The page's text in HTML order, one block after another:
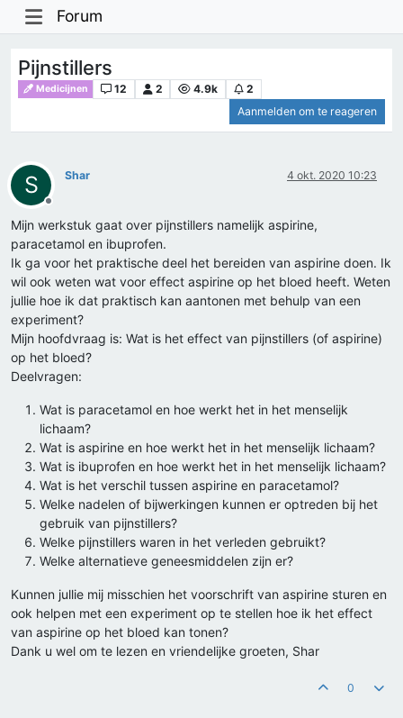
Forum
Pijnstillers
Medicijnen 12 2 4.9k
2
Aanmelden om te reageren
S
Offline
Shar 4 okt. 2020 10:23
Mijn werkstuk gaat over pijnstillers namelijk aspirine,
paracetamol en ibuprofen.
Ik ga voor het praktische deel het bereiden van aspirine doen. Ik
wil ook weten wat voor effect aspirine op het bloed heeft. Weten
jullie hoe ik dat praktisch kan aantonen met behulp van een
experiment?
Mijn hoofdvraag is: Wat is het effect van pijnstillers (of aspirine)
op het bloed?
Deelvragen:
Wat is paracetamol en hoe werkt het in het menselijk
lichaam?
Wat is aspirine en hoe werkt het in het menselijk lichaam?
Wat is ibuprofen en hoe werkt het in het menselijk lichaam?
Wat is het verschil tussen aspirine en paracetamol?
Welke nadelen of bijwerkingen kunnen er optreden bij het
gebruik van pijnstillers?
Welke pijnstillers waren in het verleden gebruikt?
Welke alternatieve geneesmiddelen zijn er?
Kunnen jullie mij misschien het voorschrift van aspirine sturen en
ook helpen met een experiment op te stellen hoe ik het effect
van aspirine op het bloed kan tonen?
Dank u wel om te lezen en vriendelijke groeten, Shar
0